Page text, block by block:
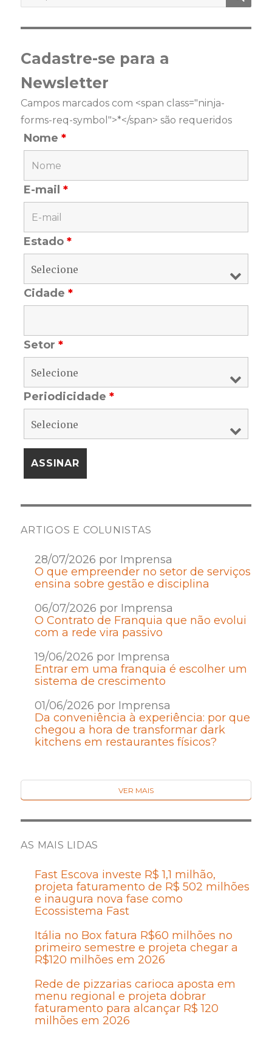
Cadastre-se para a
Newsletter
Campos marcados com <span class="ninja-
forms-req-symbol">*</span> são requeridos
Nome*
E-mail*
Estado*
Cidade*
Setor*
Periodicidade*
ARTIGOS E COLUNISTAS
28/07/2026 por Imprensa
O que empreender no setor de serviços
ensina sobre gestão e disciplina
06/07/2026 por Imprensa
O Contrato de Franquia que não evolui
com a rede vira passivo
19/06/2026 por Imprensa
Entrar em uma franquia é escolher um
sistema de crescimento
01/06/2026 por Imprensa
Da conveniência à experiência: por que
chegou a hora de transformar dark
kitchens em restaurantes físicos?
VER MAIS
AS MAIS LIDAS
Fast Escova investe R$ 1,1 milhão,
projeta faturamento de R$ 502 milhões
e inaugura nova fase como
Ecossistema Fast
Itália no Box fatura R$60 milhões no
primeiro semestre e projeta chegar a
R$120 milhões em 2026
Rede de pizzarias carioca aposta em
menu regional e projeta dobrar
faturamento para alcançar R$ 120
milhões em 2026